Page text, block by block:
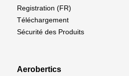
Registration (FR)
Téléchargement
Sécurité des Produits
Aerobertics